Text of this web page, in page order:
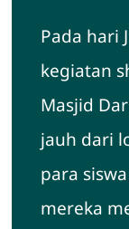
Pada hari
kegiatan
Masjid
jauh dari
para
mereka